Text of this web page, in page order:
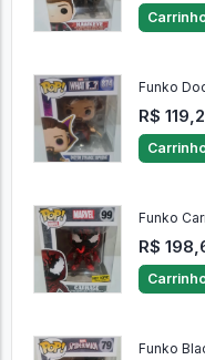
Funko
R$
Funko
R$
Funko